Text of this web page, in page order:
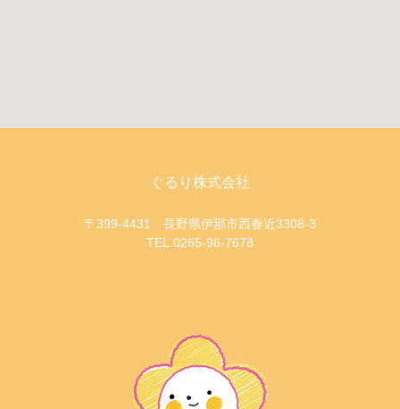
ぐるり株式会社
〒399-4431 長野県伊那市西春近3308-3
TEL.0265-96-7678